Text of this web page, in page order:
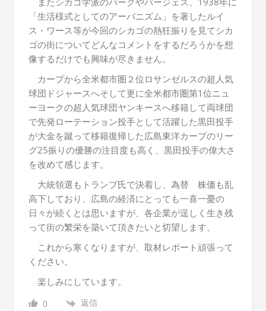
「生活様式としてのアーバニズム」を著したルイ
ス・ワース等が今回のシカゴの熱狂振りを見てシカ
ゴの街についてどんなコメントをするだろうかを想
像するだけでも興味が尽きません。
カープから全米都市圏２位ロサンゼルスの超人気
球団ドジャースへそして更に全米都市圏第1位ニュ
ーヨークの超人気球団ヤンキースへ移籍して両球団
で先発ローテーション投手として活躍した黒田投手
が大金を蹴って移籍復帰した広島東洋カープのリー
グ25振りの優勝の注目度も高く、黒田投手の偉大さ
を改めて感じます。
大統領選もトランプ氏で決着し、為替 株価も乱
高下しており、広島の経済にとっても一喜一憂の
日々が続くとは思いますが、各企業が逞しく生き残
って街の繁栄を築いて頂きたいと切望します。
これから寒くなりますが、取材レポート頑張って
ください。
楽しみにしています。
0 返信